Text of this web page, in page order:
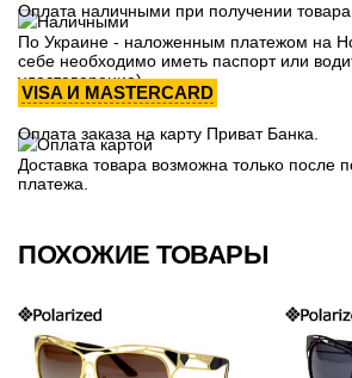
Оплата наличными при получении товара
По Украине - наложенным платежом на
себе необходимо иметь паспорт или
удостоверение)
VISA И MASTERCARD
Оплата заказа на карту Приват Банка.
Доставка товара возможна только после
платежа.
ПОХОЖИЕ ТОВАРЫ